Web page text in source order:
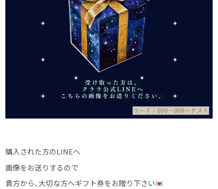
購入された方のLINEへ
画像をお送りするので
貴方から､大切な方へギフト券をお贈り下さい